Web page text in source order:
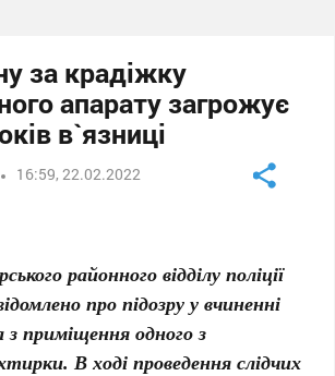
за крадіжку
апарату загрожує
в`язниці
16:59, 22.02.2022
районного відділу поліції
про підозру у вчиненні
приміщення одного з
В ході проведення слідчих